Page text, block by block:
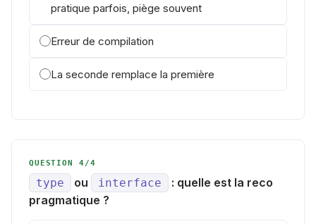
pratique parfois, piège souvent
Erreur de compilation
La seconde remplace la première
QUESTION 4/4
type ou interface
: quelle est la reco
pragmatique ?